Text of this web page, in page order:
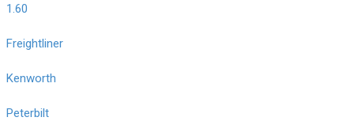
1.60
Freightliner
Kenworth
Peterbilt